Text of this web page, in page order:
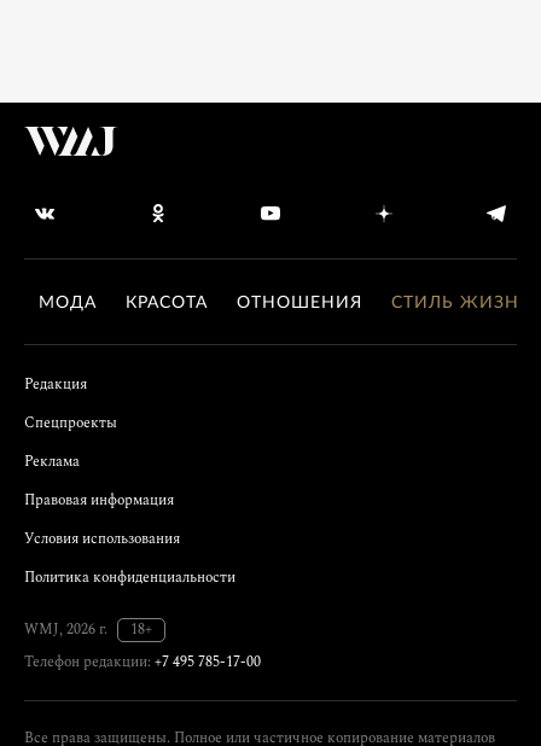
МОДА КРАСОТА ОТНОШЕНИЯ СТИЛЬ ЖИЗНИ
Редакция
Спецпроекты
Реклама
Правовая информация
Условия использования
Политика конфиденциальности
WMJ, 2026 г.
18+
Телефон редакции: +7 495 785-17-00
Все права защищены. Полное или частичное копирование материалов